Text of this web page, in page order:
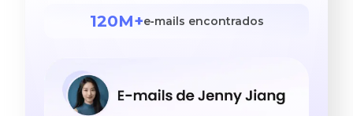
120M+e‑mails encontrados